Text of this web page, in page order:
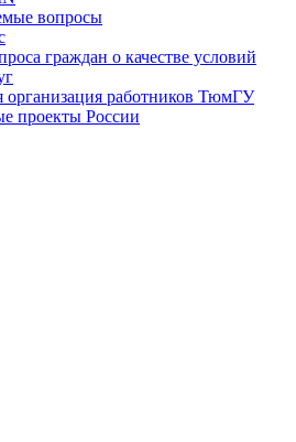
вопросы
граждан о качестве условий
организация работников ТюмГУ
проекты России